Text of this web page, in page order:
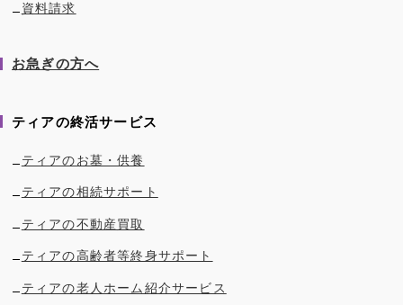
資料請求
お急ぎの方へ
ティアの終活サービス
ティアのお墓・供養
ティアの相続サポート
ティアの不動産買取
ティアの高齢者等終身サポート
ティアの老人ホーム紹介サービス